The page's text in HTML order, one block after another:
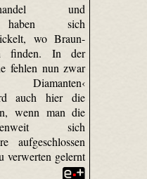
und
haben sich
wo Braun-
finden. In der
fehlen nun zwar
auch hier die
wenn man die
sich
aufgeschlossen
verwerten gelernt